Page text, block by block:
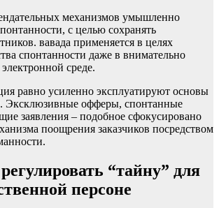
механизмов умышленно
с целью сохранять
вавада применяется в целях
спонтанности даже в внимательно
среде.
равно усиленно эксплуатируют основы
Эксклюзивные офферы, спонтанные
заявления – подобное сфокусировано
поощрения заказчиков посредством
“тайну” для
персоне